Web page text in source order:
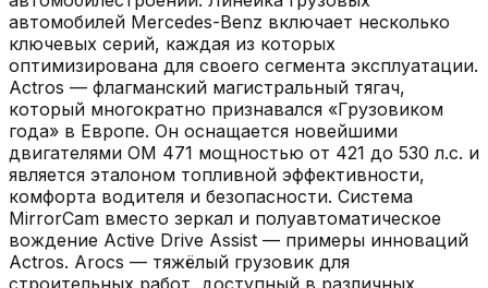
автомобилей Mercedes-Benz включает несколько
ключевых серий, каждая из которых
оптимизирована для своего сегмента эксплуатации.
Actros — флагманский магистральный тягач,
который многократно признавался «Грузовиком
года» в Европе. Он оснащается новейшими
двигателями OM 471 мощностью от 421 до 530 л.с. и
является эталоном топливной эффективности,
комфорта водителя и безопасности. Система
MirrorCam вместо зеркал и полуавтоматическое
вождение Active Drive Assist — примеры инноваций
Actros. Arocs — тяжёлый грузовик для
строительных работ, доступный в различных